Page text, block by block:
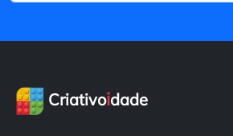
Criativoidade